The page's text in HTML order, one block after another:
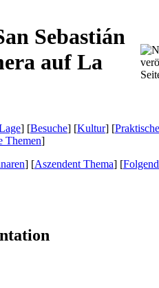
Sebastián
auf La
] [Besuche] [Kultur] [Praktische
Themen]
] [Aszendent Thema] [